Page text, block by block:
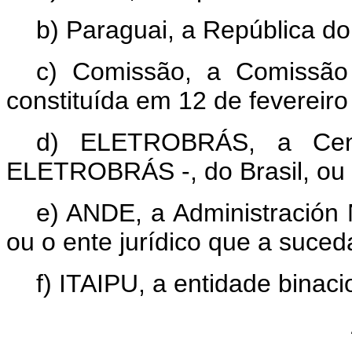
b) Paraguai, a República
c) Comissão, a
constituída em 12 de
d) ELETROBRÁS, a
ELETROBRÁS -, do Brasil,
e) ANDE, a
ou o ente jurídico que a
f) ITAIPU, a entidade